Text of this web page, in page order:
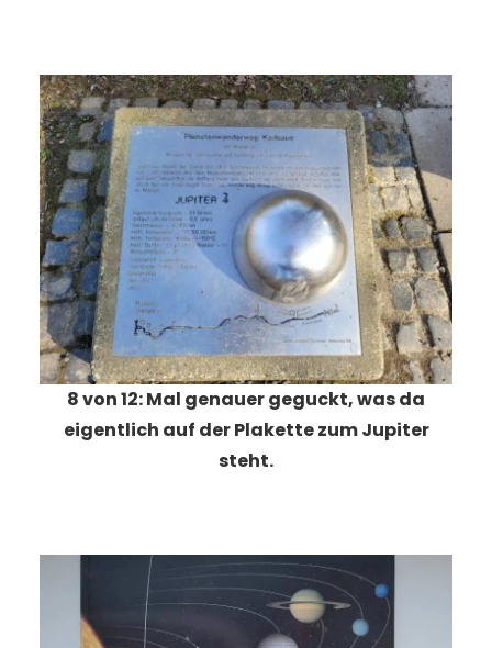
8 von 12: Mal genauer geguckt, was da
eigentlich auf der Plakette zum Jupiter
steht.